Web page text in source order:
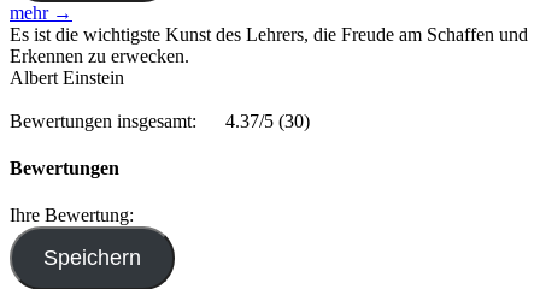
mehr →
Es ist die wichtigste Kunst des Lehrers, die Freude am Schaffen und
Erkennen zu erwecken.
Albert Einstein
Bewertungen insgesamt: 4.37/5 (30)
Bewertungen
Ihre Bewertung: